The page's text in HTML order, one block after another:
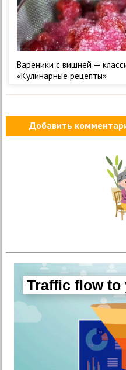
Вареники с вишней —
«Кулинарные рецепты»
Добавить
Traffic flow to